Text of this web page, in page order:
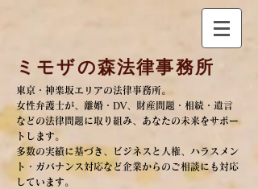
ミモザの森法律事務所
​東京・神楽坂エリアの法律事務所。
女性弁護士が、離婚・DV、 財産問題・相続・遺言
などの法律問題に取り組み、 あなたの未来をサポー
トします。
多数の実績に基づき、ビジネスと人権、ハラスメン
ト・ガバナンス対応など企業からのご相談にも対応
しています。